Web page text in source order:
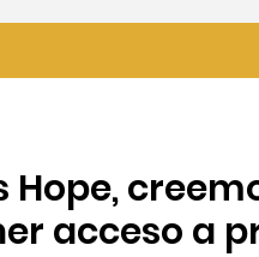
Hope,
acceso a